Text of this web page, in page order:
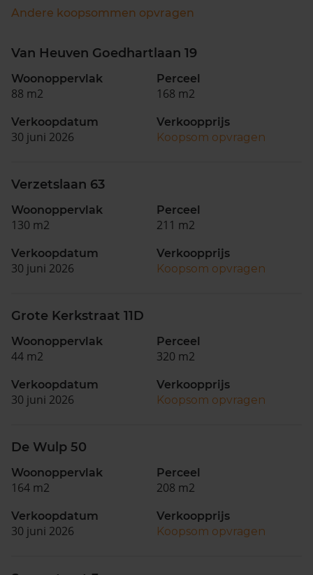
Andere koopsommen opvragen
Van Heuven Goedhartlaan 19
Woonoppervlak
88 m2
Perceel
168 m2
Verkoopdatum
30 juni 2026
Verkoopprijs
Koopsom opvragen
Verzetslaan 63
Woonoppervlak
130 m2
Perceel
211 m2
Verkoopdatum
30 juni 2026
Verkoopprijs
Koopsom opvragen
Grote Kerkstraat 11D
Woonoppervlak
44 m2
Perceel
320 m2
Verkoopdatum
30 juni 2026
Verkoopprijs
Koopsom opvragen
De Wulp 50
Woonoppervlak
164 m2
Perceel
208 m2
Verkoopdatum
30 juni 2026
Verkoopprijs
Koopsom opvragen